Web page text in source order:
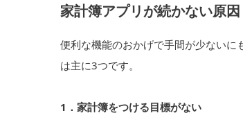
家計簿アプリが続かない原因
便利な機能のおかげで手間が少ない
は主に3つです。
1．家計簿をつける目標がない